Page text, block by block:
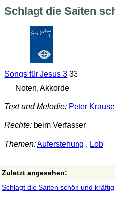
Schlagt die Saiten
Songs für Jesus 3 33
Noten, Akkorde
Text und Melodie: Peter Krause
Rechte:beim Verfasser
Themen:Auferstehung , Lob
Zuletzt angesehen:
Schlagt die Saiten schön und kräftig